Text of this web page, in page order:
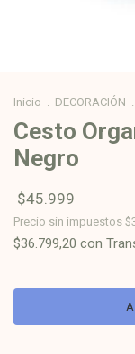
Inicio . DECORACIÓN .
Cesto
Negro
$45.999
Precio sin impuestos
$36.799,20 con